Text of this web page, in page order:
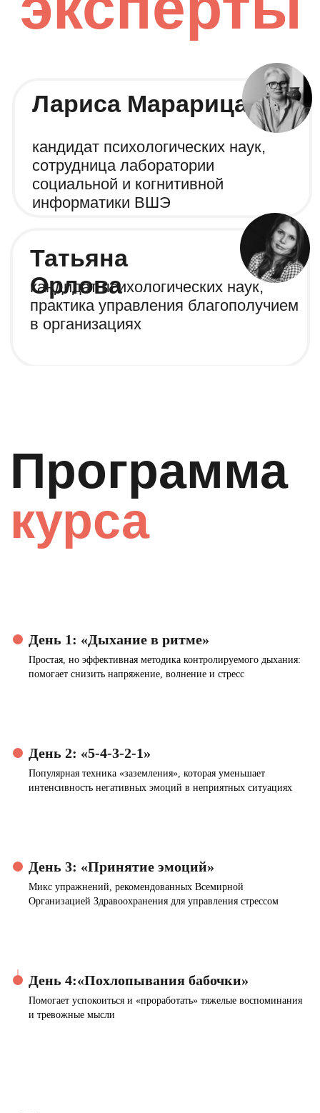
День 1: «Дыхание в ритме»
Простая, но эффективная методика контролируемого дыхания:
помогает снизить напряжение, волнение и стресс
День 2: «5-4-3-2-1»
Популярная техника «заземления», которая уменьшает
интенсивность негативных эмоций в неприятных ситуациях
День 3: «Принятие эмоций»
Микс упражнений, рекомендованных Всемирной
Организацией Здравоохранения для управления стрессом
День 4:«Похлопывания бабочки»
Помогает успокоиться и «проработать» тяжелые воспоминания
и тревожные мысли